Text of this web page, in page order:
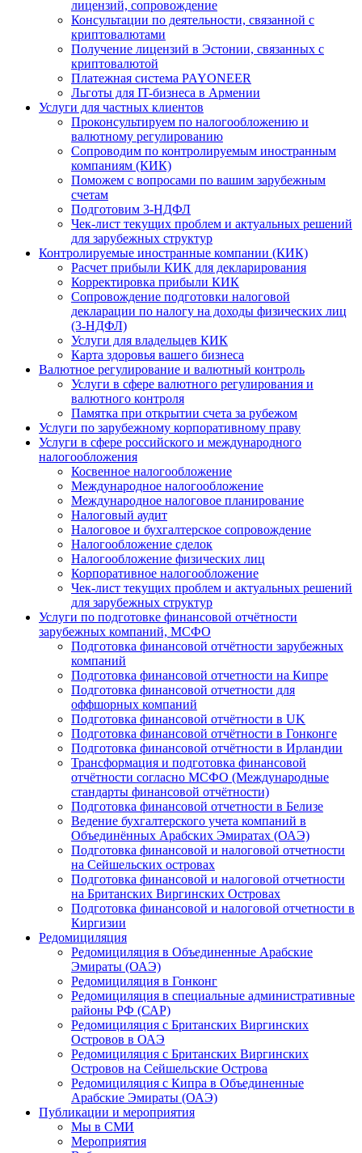
лицензий, сопровождение
Консультации по деятельности, связанной с
криптовалютами
Получение лицензий в Эстонии, связанных с
криптовалютой
Платежная система PAYONEER
Льготы для IT-бизнеса в Армении
Услуги для частных клиентов
Проконсультируем по налогообложению и
валютному регулированию
Сопроводим по контролируемым иностранным
компаниям (КИК)
Поможем с вопросами по вашим зарубежным
счетам
Подготовим 3-НДФЛ
Чек-лист текущих проблем и актуальных решений
для зарубежных структур
Контролируемые иностранные компании (КИК)
Расчет прибыли КИК для декларирования
Корректировка прибыли КИК
Сопровождение подготовки налоговой
декларации по налогу на доходы физических лиц
(3-НДФЛ)
Услуги для владельцев КИК
Карта здоровья вашего бизнеса
Валютное регулирование и валютный контроль
Услуги в сфере валютного регулирования и
валютного контроля
Памятка при открытии счета за рубежом
Услуги по зарубежному корпоративному праву
Услуги в сфере российского и международного
налогообложения
Косвенное налогообложение
Международное налогообложение
Международное налоговое планирование
Налоговый аудит
Налоговое и бухгалтерское сопровождение
Налогообложение сделок
Налогообложение физических лиц
Корпоративное налогообложение
Чек-лист текущих проблем и актуальных решений
для зарубежных структур
Услуги по подготовке финансовой отчётности
зарубежных компаний, МСФО
Подготовка финансовой отчётности зарубежных
компаний
Подготовка финансовой отчетности на Кипре
Подготовка финансовой отчетности для
оффшорных компаний
Подготовка финансовой отчётности в UK
Подготовка финансовой отчётности в Гонконге
Подготовка финансовой отчётности в Ирландии
Трансформация и подготовка финансовой
отчётности согласно МСФО (Международные
стандарты финансовой отчётности)
Подготовка финансовой отчетности в Белизе
Ведение бухгалтерского учета компаний в
Объединённых Арабских Эмиратах (ОАЭ)
Подготовка финансовой и налоговой отчетности
на Сейшельских островах
Подготовка финансовой и налоговой отчетности
на Британских Виргинских Островах
Подготовка финансовой и налоговой отчетности в
Киргизии
Редомициляция
Редомициляция в Объединенные Арабские
Эмираты (ОАЭ)
Редомициляция в Гонконг
Редомициляция в специальные административные
районы РФ (САР)
Редомициляция с Британских Виргинских
Островов в ОАЭ
Редомициляция с Британских Виргинских
Островов на Сейшельские Острова
Редомициляция с Кипра в Объединенные
Арабские Эмираты (ОАЭ)
Публикации и мероприятия
Мы в СМИ
Мероприятия